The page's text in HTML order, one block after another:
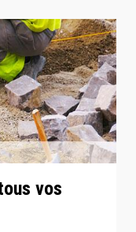
vos